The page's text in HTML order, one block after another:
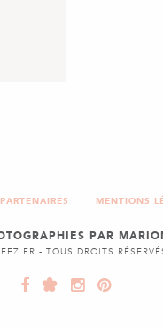
MENTIONS
PAR
- TOUS DROITS